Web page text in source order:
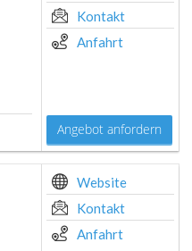
Kontakt
Anfahrt
Angebot anfordern
Website
Kontakt
Anfahrt